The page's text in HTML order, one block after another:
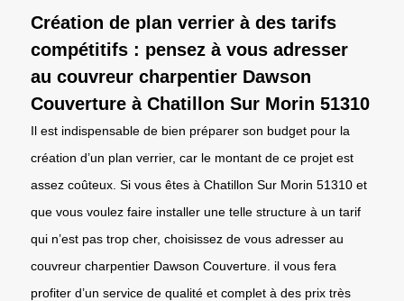
Création de plan verrier à des tarifs
compétitifs : pensez à vous adresser
au couvreur charpentier Dawson
Couverture à Chatillon Sur Morin 51310
Il est indispensable de bien préparer son budget pour la
création d’un plan verrier, car le montant de ce projet est
assez coûteux. Si vous êtes à Chatillon Sur Morin 51310 et
que vous voulez faire installer une telle structure à un tarif
qui n’est pas trop cher, choisissez de vous adresser au
couvreur charpentier Dawson Couverture. il vous fera
profiter d’un service de qualité et complet à des prix très